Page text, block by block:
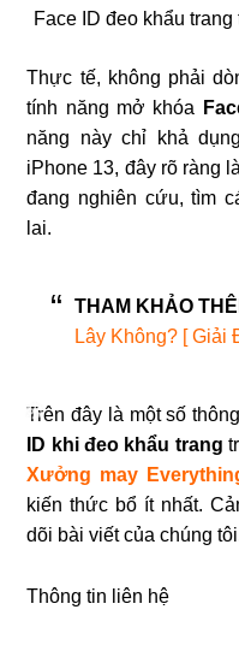
Face ID đeo khẩu
Thực tế, không phải
tính năng mở khóa
F
năng này chỉ khả
iPhone 13, đây rõ ràng
đang nghiên cứu, tìm
lai.
THAM KHẢO
Lây Không? [ Giải
Trên đây là một số
ID khi đeo khẩu trang
Xưởng may
kiến thức bổ ít nhất.
dõi bài viết của chúng
Thông tin liên hệ